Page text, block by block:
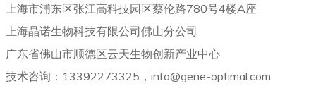
上海市浦东区张江高科技园区蔡伦路780号4楼A座
上海晶诺生物科技有限公司佛山分公司
广东省佛山市顺德区云天生物创新产业中心
技术咨询：13392273325，info@gene-optimal.com